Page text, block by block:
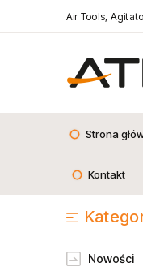
Air Tools,
Strona
Kontakt
Nowości